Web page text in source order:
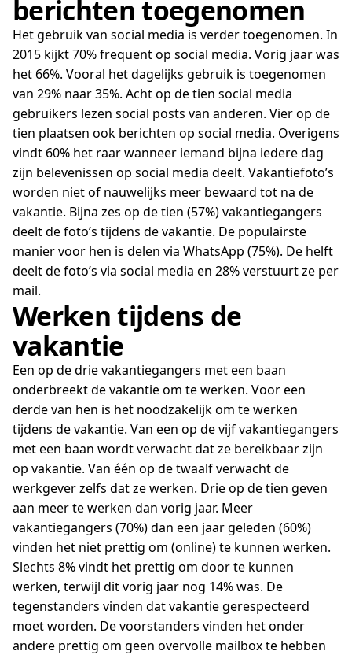
berichten toegenomen
Het gebruik van social media is verder toegenomen. In
2015 kijkt 70% frequent op social media. Vorig jaar was
het 66%. Vooral het dagelijks gebruik is toegenomen
van 29% naar 35%. Acht op de tien social media
gebruikers lezen social posts van anderen. Vier op de
tien plaatsen ook berichten op social media. Overigens
vindt 60% het raar wanneer iemand bijna iedere dag
zijn belevenissen op social media deelt. Vakantiefoto’s
worden niet of nauwelijks meer bewaard tot na de
vakantie. Bijna zes op de tien (57%) vakantiegangers
deelt de foto’s tijdens de vakantie. De populairste
manier voor hen is delen via WhatsApp (75%). De helft
deelt de foto’s via social media en 28% verstuurt ze per
mail.
Werken tijdens de
vakantie
Een op de drie vakantiegangers met een baan
onderbreekt de vakantie om te werken. Voor een
derde van hen is het noodzakelijk om te werken
tijdens de vakantie. Van een op de vijf vakantiegangers
met een baan wordt verwacht dat ze bereikbaar zijn
op vakantie. Van één op de twaalf verwacht de
werkgever zelfs dat ze werken. Drie op de tien geven
aan meer te werken dan vorig jaar. Meer
vakantiegangers (70%) dan een jaar geleden (60%)
vinden het niet prettig om (online) te kunnen werken.
Slechts 8% vindt het prettig om door te kunnen
werken, terwijl dit vorig jaar nog 14% was. De
tegenstanders vinden dat vakantie gerespecteerd
moet worden. De voorstanders vinden het onder
andere prettig om geen overvolle mailbox te hebben